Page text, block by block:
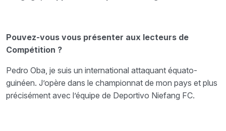
Pouvez-vous vous présenter aux lecteurs de
Compétition ?
Pedro Oba, je suis un international attaquant équato-
guinéen. J’opère dans le championnat de mon pays et plus
précisément avec l’équipe de Deportivo Niefang FC.